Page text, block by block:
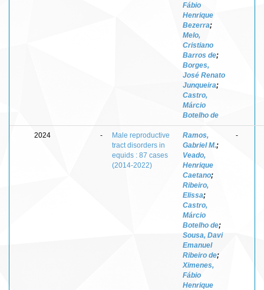
Fábio
Henrique
Bezerra;
Melo,
Cristiano
Barros de;
Borges,
José Renato
Junqueira;
Castro,
Márcio
Botelho de
2024 -
Male reproductive
tract disorders in
equids : 87 cases
(2014-2022)
Ramos,
Gabriel M.;
Veado,
Henrique
Caetano;
Ribeiro,
Elissa;
Castro,
Márcio
Botelho de;
Sousa, Davi
Emanuel
Ribeiro de;
Ximenes,
Fábio
Henrique
-